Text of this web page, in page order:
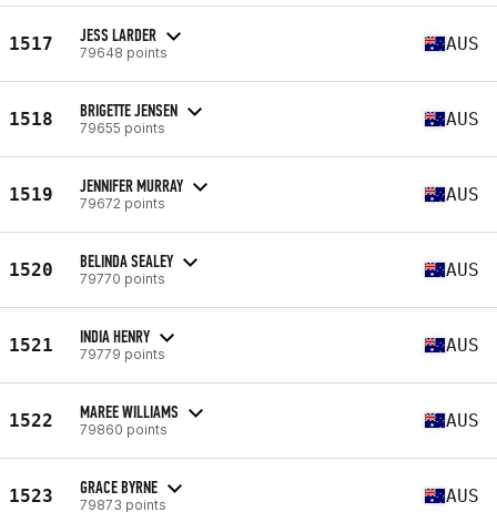
1517 JESS LARDER
79648 points AUS
1518 BRIGETTE JENSEN
79655 points AUS
1519 JENNIFER MURRAY
79672 points AUS
1520 BELINDA SEALEY
79770 points AUS
1521 INDIA HENRY
79779 points AUS
1522 MAREE WILLIAMS
79860 points AUS
1523 GRACE BYRNE
79873 points AUS